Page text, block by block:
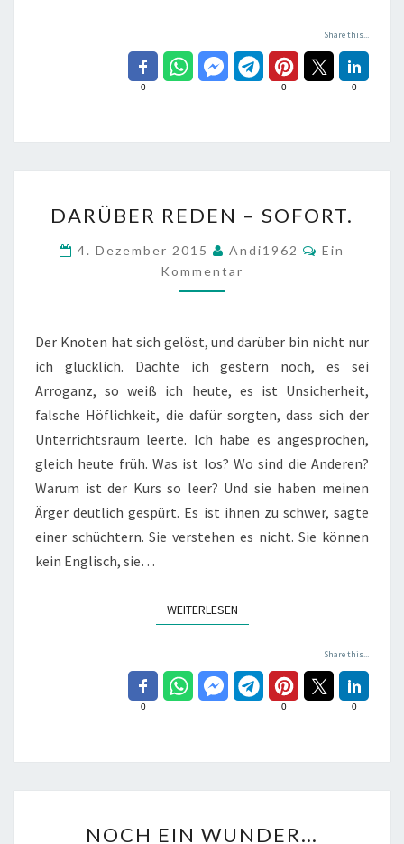
Share this...
0 0 0
REDEN
–
SOFORT.
DARÜBER REDEN – SOFORT.
4. Dezember 2015 Andi1962
Ein
Kommentar
Der Knoten hat sich gelöst, und darüber bin nicht nur
ich glücklich. Dachte ich gestern noch, es sei
Arroganz, so weiß ich heute, es ist Unsicherheit,
falsche Höflichkeit, die dafür sorgten, dass sich der
Unterrichtsraum leerte. Ich habe es angesprochen,
gleich heute früh. Was ist los? Wo sind die Anderen?
Warum ist der Kurs so leer? Und sie haben meinen
Ärger deutlich gespürt. Es ist ihnen zu schwer, sagte
einer schüchtern. Sie verstehen es nicht. Sie können
kein Englisch, sie…
WEITERLESENWEITERLESEN
Share this...
0 0 0
NOCH EIN WUNDER…